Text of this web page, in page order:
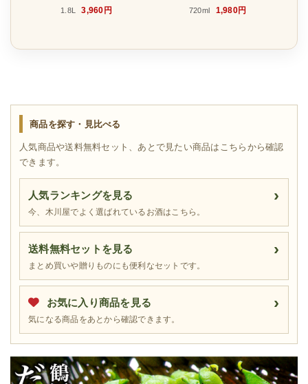
1.8L 3,960円 720ml 1,980円
商品を探す・見比べる
人気商品や送料無料セット、あとで見たい商品はこちらから確認
できます。
人気ランキングを見る
今、木川屋でよく選ばれているお酒はこちら。
送料無料セットを見る
まとめ買いや贈りものにも便利なセットです。
お気に入り商品を見る
気になる商品をあとから確認できます。